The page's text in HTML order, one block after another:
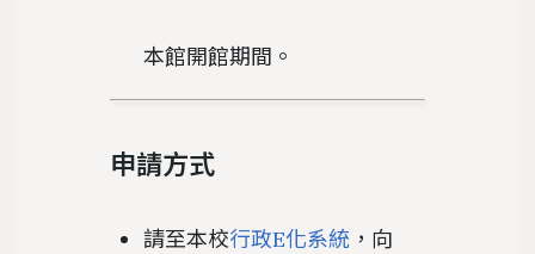
本館開館期間。
申請方式
請至本校行政E化系統 ，向